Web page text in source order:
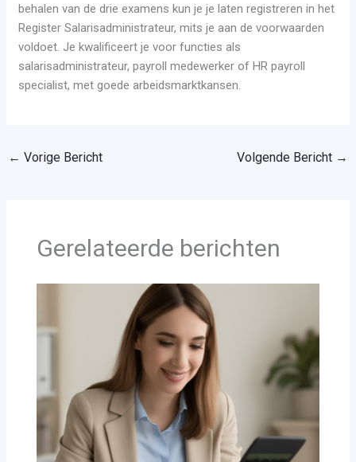
behalen van de drie examens kun je je laten registreren in het
Register Salarisadministrateur, mits je aan de voorwaarden
voldoet. Je kwalificeert je voor functies als
salarisadministrateur, payroll medewerker of HR payroll
specialist, met goede arbeidsmarktkansen.
← Vorige Bericht Volgende Bericht →
Gerelateerde berichten